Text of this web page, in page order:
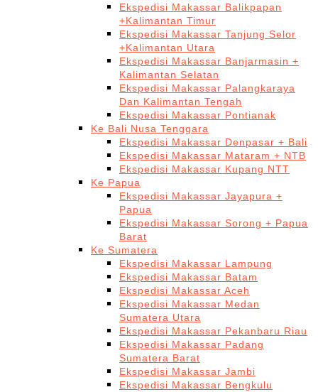
Ekspedisi Makassar Balikpapan
+Kalimantan Timur
Ekspedisi Makassar Tanjung Selor
+Kalimantan Utara
Ekspedisi Makassar Banjarmasin +
Kalimantan Selatan
Ekspedisi Makassar Palangkaraya
Dan Kalimantan Tengah
Ekspedisi Makassar Pontianak
Ke Bali Nusa Tenggara
Ekspedisi Makassar Denpasar + Bali
Ekspedisi Makassar Mataram + NTB
Ekspedisi Makassar Kupang NTT
Ke Papua
Ekspedisi Makassar Jayapura +
Papua
Ekspedisi Makassar Sorong + Papua
Barat
Ke Sumatera
Ekspedisi Makassar Lampung
Ekspedisi Makassar Batam
Ekspedisi Makassar Aceh
Ekspedisi Makassar Medan
Sumatera Utara
Ekspedisi Makassar Pekanbaru Riau
Ekspedisi Makassar Padang
Sumatera Barat
Ekspedisi Makassar Jambi
Ekspedisi Makassar Bengkulu